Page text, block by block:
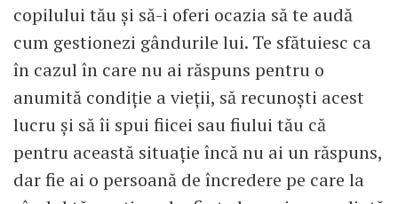
copilului tău și să-i oferi ocazia să te audă
cum gestionezi gândurile lui. Te sfătuiesc ca
în cazul în care nu ai răspuns pentru o
anumită condiție a vieții, să recunoști acest
lucru și să îi spui fiicei sau fiului tău că
pentru această situație încă nu ai un răspuns,
dar fie ai o persoană de încredere pe care la